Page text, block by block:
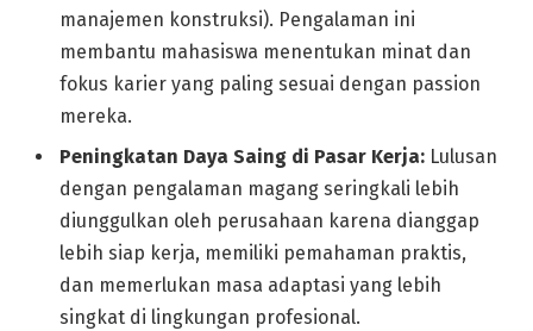
manajemen konstruksi). Pengalaman ini
membantu mahasiswa menentukan minat dan
fokus karier yang paling sesuai dengan passion
mereka.
Peningkatan Daya Saing di Pasar Kerja: Lulusan
dengan pengalaman magang seringkali lebih
diunggulkan oleh perusahaan karena dianggap
lebih siap kerja, memiliki pemahaman praktis,
dan memerlukan masa adaptasi yang lebih
singkat di lingkungan profesional.